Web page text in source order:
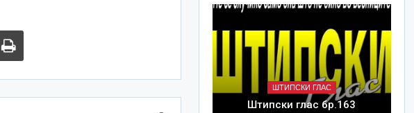
ШТИПСКИ ГЛАС
Штипски глас бр.163